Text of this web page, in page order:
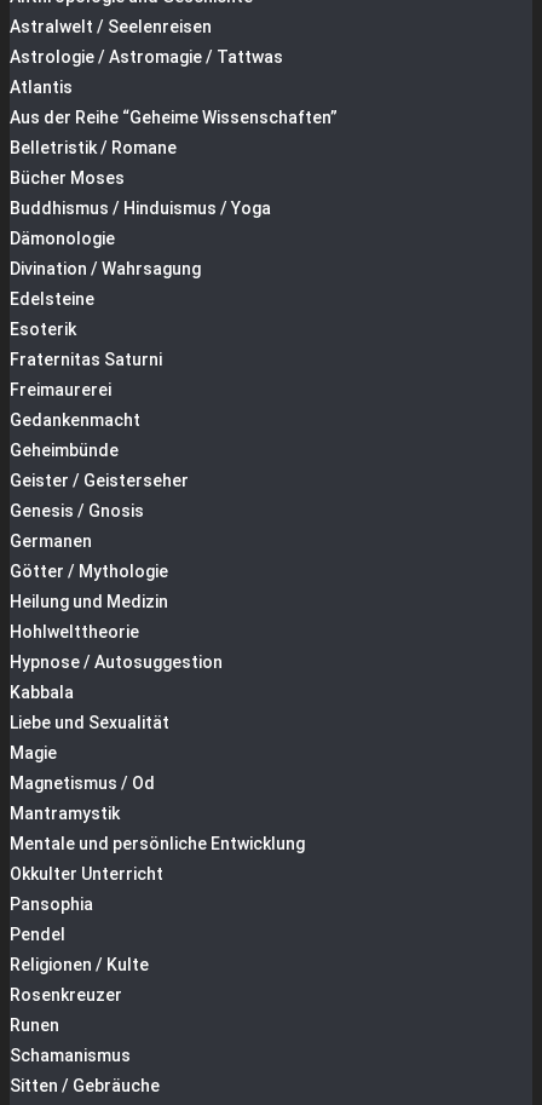
Astralwelt / Seelenreisen
Astrologie / Astromagie / Tattwas
Atlantis
Aus der Reihe “Geheime Wissenschaften”
Belletristik / Romane
Bücher Moses
Buddhismus / Hinduismus / Yoga
Dämonologie
Divination / Wahrsagung
Edelsteine
Esoterik
Fraternitas Saturni
Freimaurerei
Gedankenmacht
Geheimbünde
Geister / Geisterseher
Genesis / Gnosis
Germanen
Götter / Mythologie
Heilung und Medizin
Hohlwelttheorie
Hypnose / Autosuggestion
Kabbala
Liebe und Sexualität
Magie
Magnetismus / Od
Mantramystik
Mentale und persönliche Entwicklung
Okkulter Unterricht
Pansophia
Pendel
Religionen / Kulte
Rosenkreuzer
Runen
Schamanismus
Sitten / Gebräuche